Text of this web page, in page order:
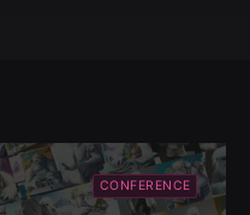
CONFERENCE